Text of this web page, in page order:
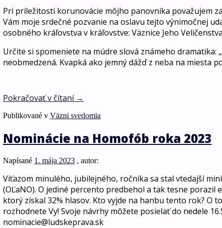
Pri príležitosti korunovácie môjho panovníka považujem
Vám moje srdečné pozvanie na oslavu tejto výnimočnej
osobného kráľovstva v kráľovstve: Väznice Jeho
Určite si spomeniete na múdre slová známeho dramatika:
neobmedzená. Kvapká ako jemný dážď z neba na miesta
Pokračovať v čítaní →
Publikované v Väzni svedomia
Nominácie na Homofób roka 2023
Napísané 1. mája 2023 , autor:
Víťazom minulého, jubilejného, ročníka sa stal vtedajší
(OĽaNO). O jediné percento predbehol a tak tesne porazil
ktorý získal 32% hlasov. Kto vyjde na hanbu tento rok? O
rozhodnete Vy! Svoje návrhy môžete posielať do nedele
nominacie@ludskeprava.sk